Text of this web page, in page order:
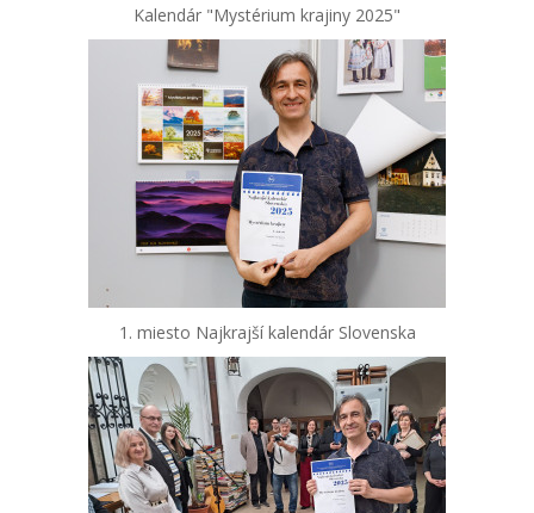
Kalendár "Mystérium krajiny 2025"
1. miesto Najkrajší kalendár Slovenska